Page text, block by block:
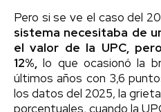
Pero si se ve el caso del
sistema necesitaba de
el valor de la UPC,
12%, lo que ocasionó la
últimos años con 3,6
los datos del 2025, la
porcentuales, cuando la